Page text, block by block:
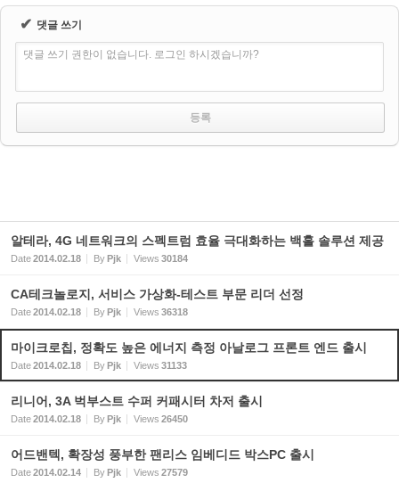
✔ 댓글 쓰기
댓글 쓰기 권한이 없습니다. 로그인 하시겠습니까?
알테라, 4G 네트워크의 스펙트럼 효율 극대화하는 백홀 솔루션 제공
Date2014.02.18 ByPjk Views 30184
CA테크놀로지, 서비스 가상화-테스트 부문 리더 선정
Date2014.02.18 ByPjk Views 36318
마이크로칩, 정확도 높은 에너지 측정 아날로그 프론트 엔드 출시
Date2014.02.18 ByPjk Views 31133
리니어, 3A 벅부스트 수퍼 커패시터 차저 출시
Date2014.02.18 ByPjk Views 26450
어드밴텍, 확장성 풍부한 팬리스 임베디드 박스PC 출시
Date2014.02.14 ByPjk Views 27579